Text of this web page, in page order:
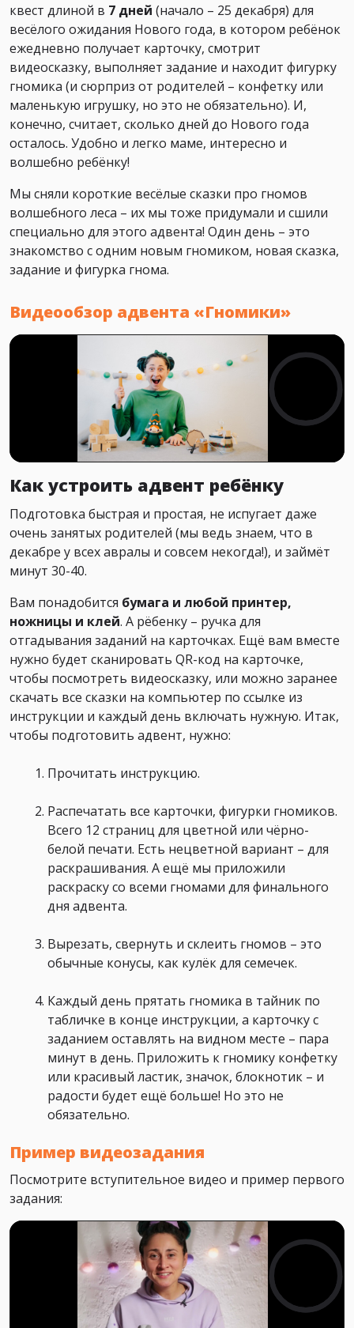
квест длиной в 7 дней (начало – 25 декабря) для
весёлого ожидания Нового года, в котором ребёнок
ежедневно получает карточку, смотрит
видеосказку, выполняет задание и находит фигурку
гномика (и сюрприз от родителей – конфетку или
маленькую игрушку, но это не обязательно). И,
конечно, считает, сколько дней до Нового года
осталось. Удобно и легко маме, интересно и
волшебно ребёнку!
Мы сняли короткие весёлые сказки про гномов
волшебного леса – их мы тоже придумали и сшили
специально для этого адвента! Один день – это
знакомство с одним новым гномиком, новая сказка,
задание и фигурка гнома.
Видеообзор адвента «Гномики»
Как устроить адвент ребёнку
Подготовка быстрая и простая, не испугает даже
очень занятых родителей (мы ведь знаем, что в
декабре у всех авралы и совсем некогда!), и займёт
минут 30-40.
Вам понадобится бумага и любой принтер,
ножницы и клей. А рёбенку – ручка для
отгадывания заданий на карточках. Ещё вам вместе
нужно будет сканировать QR-код на карточке,
чтобы посмотреть видеосказку, или можно заранее
скачать все сказки на компьютер по ссылке из
инструкции и каждый день включать нужную. Итак,
чтобы подготовить адвент, нужно:
Прочитать инструкцию.
Распечатать все карточки, фигурки гномиков.
Всего 12 страниц для цветной или чёрно-
белой печати. Есть нецветной вариант – для
раскрашивания. А ещё мы приложили
раскраску со всеми гномами для финального
дня адвента.
Вырезать, свернуть и склеить гномов – это
обычные конусы, как кулёк для семечек.
Каждый день прятать гномика в тайник по
табличке в конце инструкции, а карточку с
заданием оставлять на видном месте – пара
минут в день. Приложить к гномику конфетку
или красивый ластик, значок, блокнотик – и
радости будет ещё больше! Но это не
обязательно.
Пример видеозадания
Посмотрите вступительное видео и пример первого
задания: